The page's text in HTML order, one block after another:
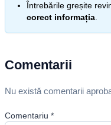
Întrebările greșite
corect informația
Comentarii
Nu există comentarii
Comentariu *